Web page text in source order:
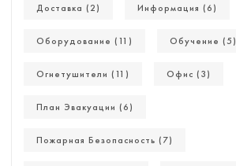
Доставка (2) Информация (6)
Оборудование (11) Обучение (5)
Огнетушители (11) Офис (3)
План Эвакуации (6)
Пожарная Безопасность (7)